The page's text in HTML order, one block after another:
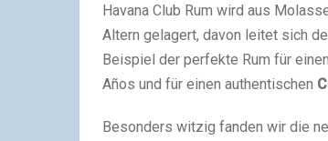
Havana Club Rum wird aus
Altern gelagert, davon leitet sich
Beispiel der perfekte Rum für
Años und für einen authentischen
Besonders witzig fanden wir die